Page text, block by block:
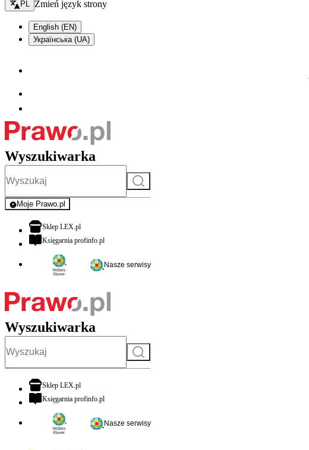
Zmień język - bieżący:
PL Zmień język strony
English (EN)
Українська (UA)
Wyszukiwarka
Szukaj
Moje Prawo.pl
- rejestracja i logowanie do serwisu
Sklep LEX.plotwiera się w nowej karcie
Księgarnia profinfo.plotwiera się w nowej karcie
Nasze serwisy
Wyszukiwarka
Szukaj
Sklep LEX.plotwiera się w nowej karcie
Księgarnia profinfo.plotwiera się w nowej karcie
Nasze serwisy